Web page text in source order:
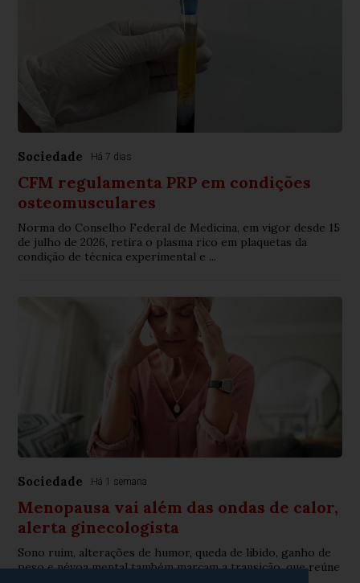
Sociedade Há 7 dias
CFM regulamenta PRP em condições
osteomusculares
Norma do Conselho Federal de Medicina, em vigor desde 15
de julho de 2026, retira o plasma rico em plaquetas da
condição de técnica experimental e ...
Sociedade Há 1 semana
Menopausa vai além das ondas de calor,
alerta ginecologista
Sono ruim, alterações de humor, queda de libido, ganho de
peso e névoa mental também marcam a transição, que reúne